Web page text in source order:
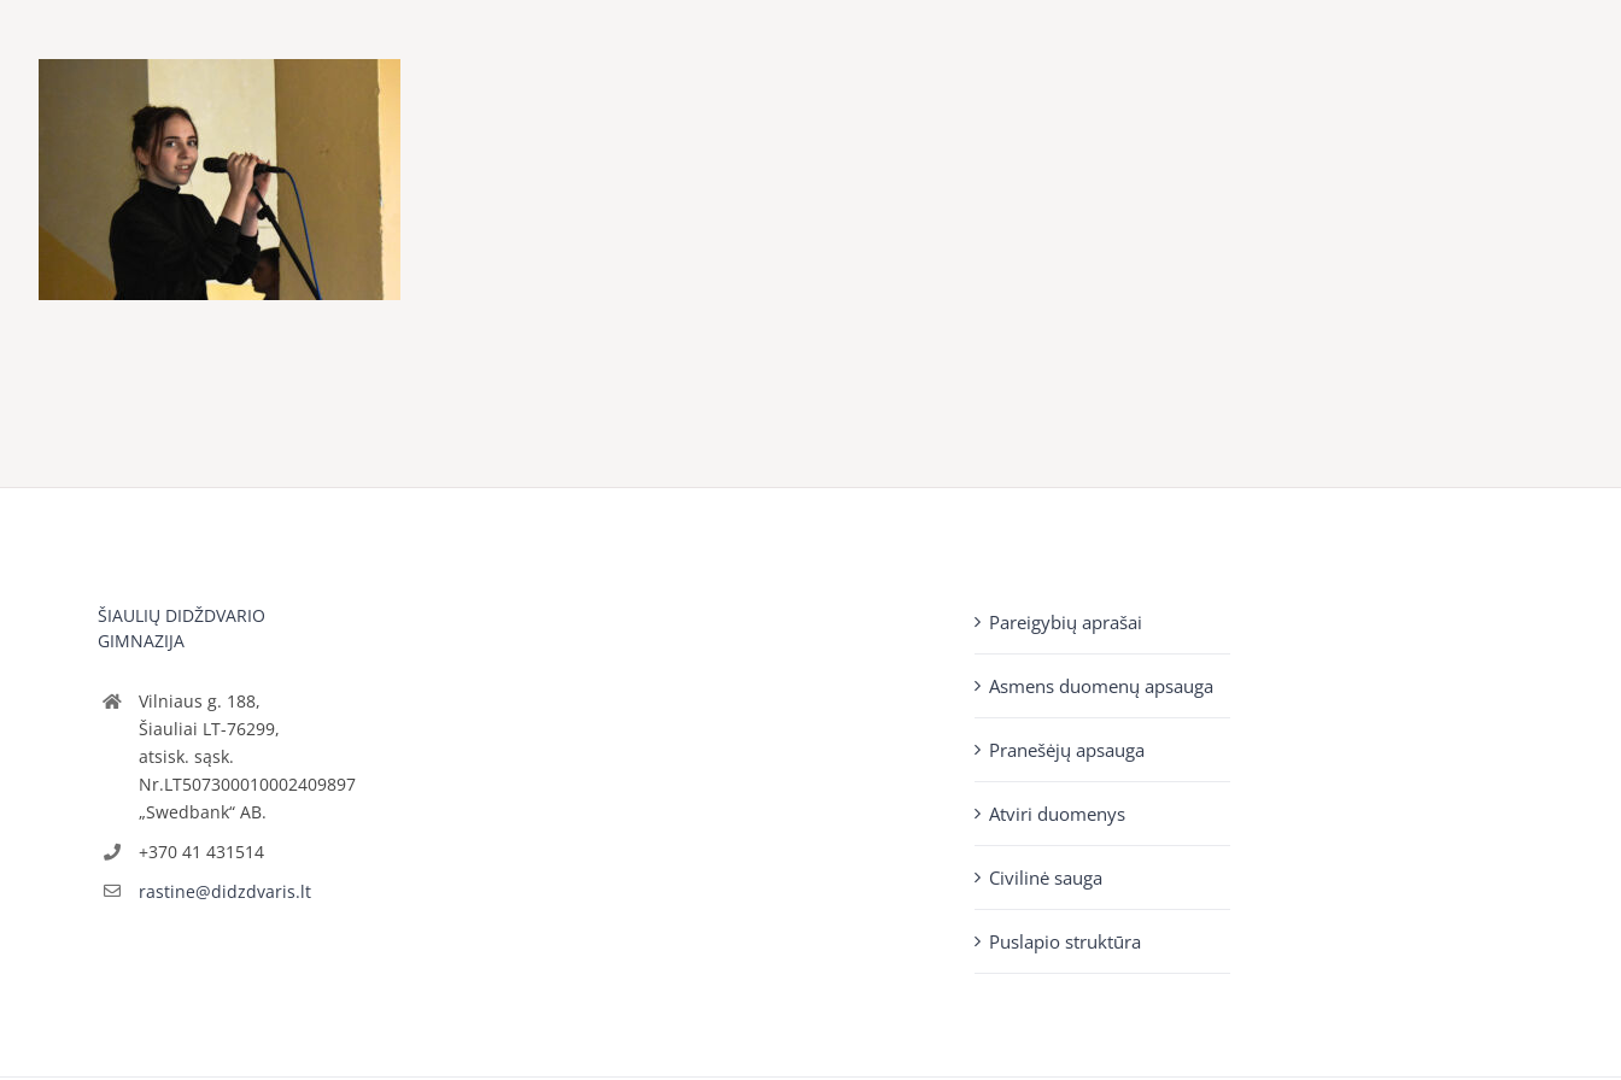
ŠIAULIŲ DIDŽDVARIO
GIMNAZIJA
Vilniaus g. 188,
Šiauliai LT-76299,
atsisk. sąsk.
Nr.LT507300010002409897
„Swedbank“ AB.
+370 41 431514
rastine@didzdvaris.lt
Pareigybių aprašai
Asmens duomenų apsauga
Pranešėjų apsauga
Atviri duomenys
Civilinė sauga
Puslapio struktūra